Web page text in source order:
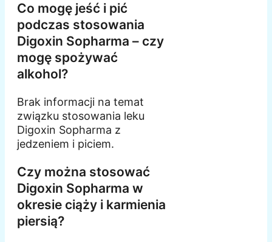
Co mogę jeść i pić
podczas stosowania
Digoxin Sopharma – czy
mogę spożywać
alkohol?
Brak informacji na temat
związku stosowania leku
Digoxin Sopharma z
jedzeniem i piciem.
Czy można stosować
Digoxin Sopharma w
okresie ciąży i karmienia
piersią?